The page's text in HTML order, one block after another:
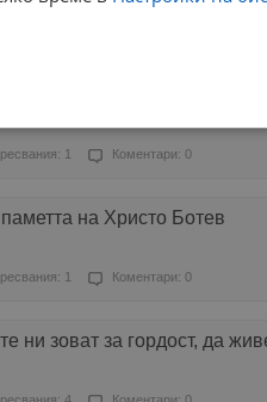
1 Коментари: 0
на Христо Ботев
1 Коментари: 0
ни зоват за гордост, да
Ефективност